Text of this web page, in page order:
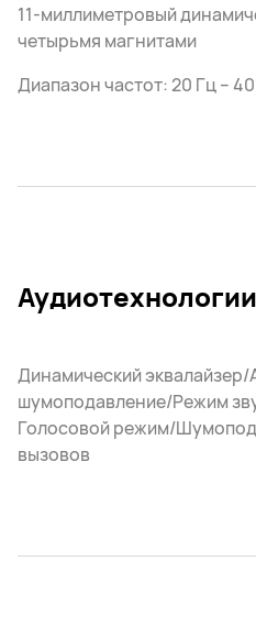
11-миллиметровый
четырьмя магнитами
Диапазон частот: 20 Гц –
Аудиотехнологии
Динамический эквалайзер/
шумоподавление/Режим
Голосовой режим/
вызовов